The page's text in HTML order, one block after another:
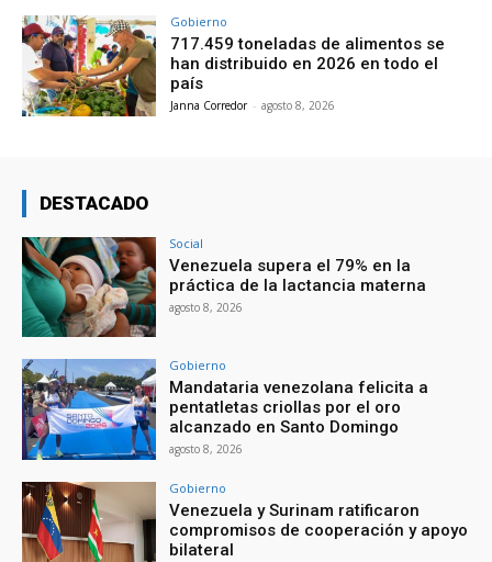
Gobierno
717.459 toneladas de alimentos se
han distribuido en 2026 en todo el
país
Janna Corredor - agosto 8, 2026
DESTACADO
Social
Venezuela supera el 79% en la
práctica de la lactancia materna
agosto 8, 2026
Gobierno
Mandataria venezolana felicita a
pentatletas criollas por el oro
alcanzado en Santo Domingo
agosto 8, 2026
Gobierno
Venezuela y Surinam ratificaron
compromisos de cooperación y apoyo
bilateral